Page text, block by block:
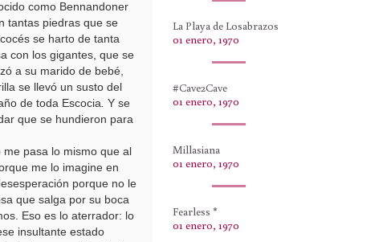
como Bennandoner
tantas piedras que se
se harto de tanta
con los gigantes, que se
a su marido de bebé,
se llevó un susto del
de toda Escocia Y se
que se hundieron para
pasa lo mismo que al
me lo imagine en
porque no le
que salga por su boca
Eso es lo aterrador: lo
insultante estado
La Playa de Losabrazos
01 enero, 1970
#Cave2Cave
01 enero, 1970
Millasiana
01 enero, 1970
Fearless *
01 enero, 1970